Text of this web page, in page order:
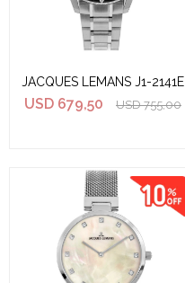
JACQUES LEMANS J1-2141E
USD 679,50 USD 755,00